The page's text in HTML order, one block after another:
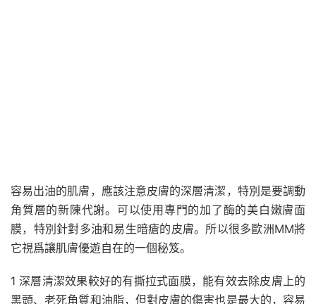
容易出油的肌膚，應該注意皮膚的深層清潔，特別是要調動
角質層的新陳代謝。可以使用專門的加了酶的美白嫩膚面
膜，特別針對多油和易生暗瘡的皮膚。所以很多歐洲MM將
它視爲讓肌膚優遊自在的一個秘笈。
1 深層清潔效果較好的有撕拉式面膜，能有效去除皮膚上的
黑頭、老死角質和油脂，但對皮膚的傷害也是最大的，容易